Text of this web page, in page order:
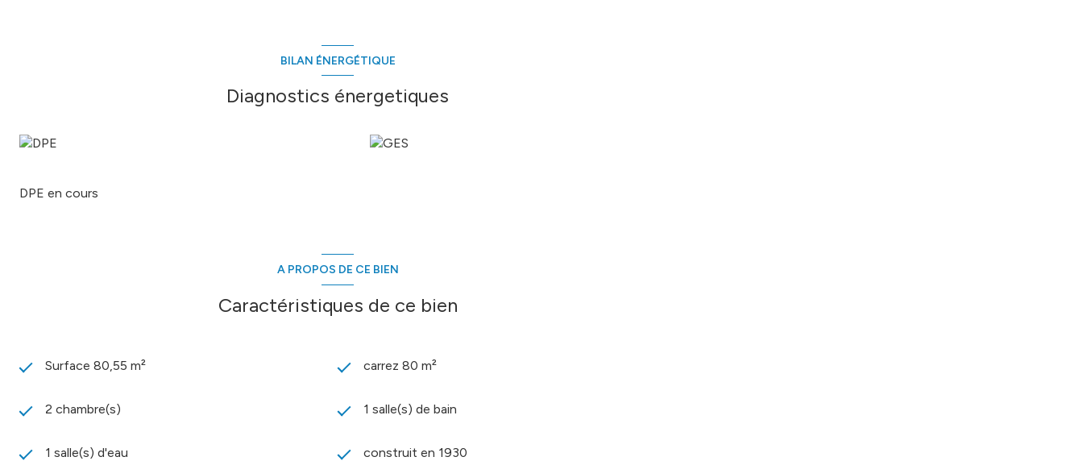
Les informations sur les risques auxquels ce bien est exposé sont disponibles sur le site
BILAN ÉNERGÉTIQUE
Diagnostics énergetiques
DPE en cours
A PROPOS DE CE BIEN
Caractéristiques de ce bien
Surface 80,55 m² carrez 80 m²
2 chambre(s) 1 salle(s) de bain
1 salle(s) d'eau construit en 1930